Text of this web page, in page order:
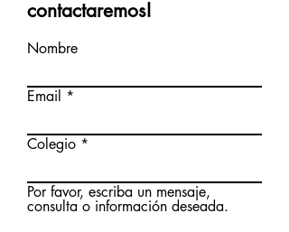
contactaremos!
Nombre
Email
Colegio
Por favor, escriba un mensaje,
consulta o información deseada.